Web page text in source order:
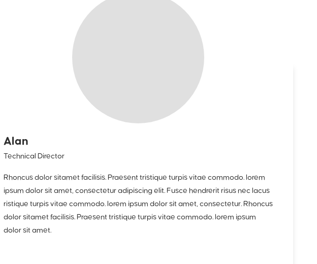
Alan
Technical Director
Rhoncus dolor sitamet facilisis. Praesent tristique turpis vitae commodo. lorem
ipsum dolor sit amet, consectetur adipiscing elit. Fusce hendrerit risus nec lacus
ristique turpis vitae commodo. lorem ipsum dolor sit amet, consectetur. Rhoncus
dolor sitamet facilisis. Praesent tristique turpis vitae commodo. lorem ipsum
dolor sit amet.